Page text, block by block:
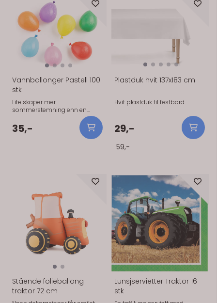
ballonger 2 blanke
gullballonger Størrelse: ca. 30
cm Kan fylles med luft eller
helium Merke: PartyDeco
Vannballonger Pastell 100
stk
Lite skaper mer
sommerstemning enn en
vannballongkrig. Med mange
ballonger i pakken er det enkelt
å gjøre klar til lek i hagen eller
voksne har lyst til å være med
på moroa. Praktisk
informasjon Antall: 100 stk
Farger: Pastellmiks
Bruksområde: Vannlek
Materiale: Lateks Produsent:
PartyDeco Tips Fyll ballongene
rett før de skal brukes. Da
holder de seg best.
35,-
Plastduk hvit 137x183 cm
Hvit plastduk til festbord.
29,-
59,-
Stående folieballong
traktor 72 cm
Lunsjservietter Traktor 16
stk
På lager På lager